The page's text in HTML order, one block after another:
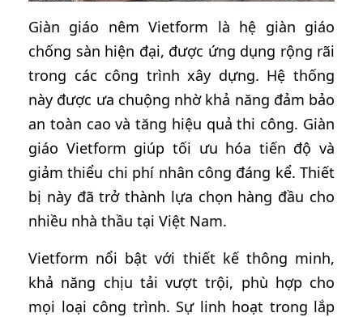
Giàn giáo nêm Vietform là hệ giàn giáo
chống sàn hiện đại, được ứng dụng rộng rãi
trong các công trình xây dựng. Hệ thống
này được ưa chuộng nhờ khả năng đảm bảo
an toàn cao và tăng hiệu quả thi công. Giàn
giáo Vietform giúp tối ưu hóa tiến độ và
giảm thiểu chi phí nhân công đáng kể. Thiết
bị này đã trở thành lựa chọn hàng đầu cho
nhiều nhà thầu tại Việt Nam.
Vietform nổi bật với thiết kế thông minh,
khả năng chịu tải vượt trội, phù hợp cho
mọi loại công trình. Sự linh hoạt trong lắp